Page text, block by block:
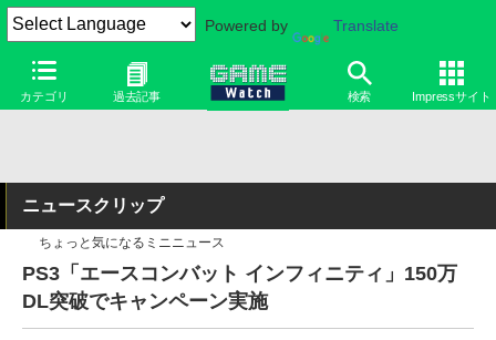
Powered by Translate
カテゴリ 過去記事 検索 Impressサイト
ニュースクリップ
ちょっと気になるミニニュース
PS3「エースコンバット インフィニティ」150万
DL突破でキャンペーン実施